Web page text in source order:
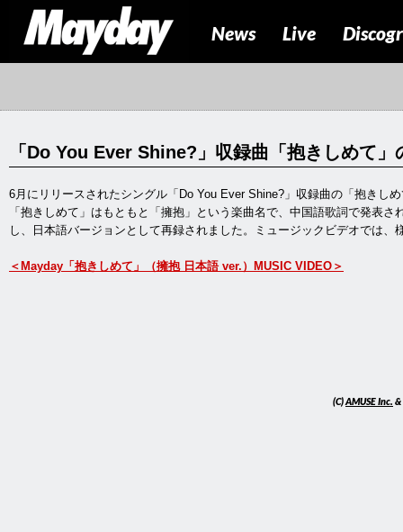
News Live
「Do You Ever Shine?」収録曲「抱きしめて
6月にリリースされたシングル「Do You Ever Shine?」収録曲の「抱きし
「抱きしめて」はもともと「擁抱」という楽曲名で、中国語歌詞で発表
し、日本語バージョンとして再録されました。ミュージックビデオでは
＜Mayday「抱きしめて」（擁抱 日本語 ver.）MUSIC VIDEO＞
(C)AMUSE Inc. &